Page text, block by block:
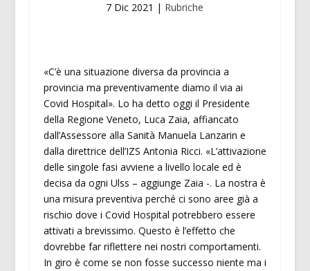
7 Dic 2021 | Rubriche
«C’è una situazione diversa da provincia a
provincia ma preventivamente diamo il via ai
Covid Hospital». Lo ha detto oggi il Presidente
della Regione Veneto, Luca Zaia, affiancato
dall’Assessore alla Sanità Manuela Lanzarin e
dalla direttrice dell’IZS Antonia Ricci. «L’attivazione
delle singole fasi avviene a livello locale ed è
decisa da ogni Ulss – aggiunge Zaia -. La nostra è
una misura preventiva perché ci sono aree già a
rischio dove i Covid Hospital potrebbero essere
attivati a brevissimo. Questo è l’effetto che
dovrebbe far riflettere nei nostri comportamenti.
In giro è come se non fosse successo niente ma i